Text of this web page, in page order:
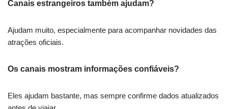
Canais estrangeiros também ajudam?
Ajudam muito, especialmente para acompanhar novidades das
atrações oficiais.
Os canais mostram informações confiáveis?
Eles ajudam bastante, mas sempre confirme dados atualizados